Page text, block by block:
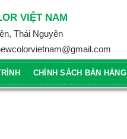
VIỆT NAM
Thái Nguyên
CHÍNH SÁCH BÁN HÀNG